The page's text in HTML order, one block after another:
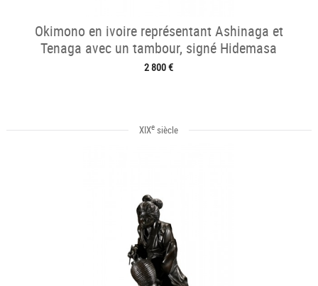
Okimono en ivoire représentant Ashinaga et
Tenaga avec un tambour, signé Hidemasa
2 800 €
XIXe siècle